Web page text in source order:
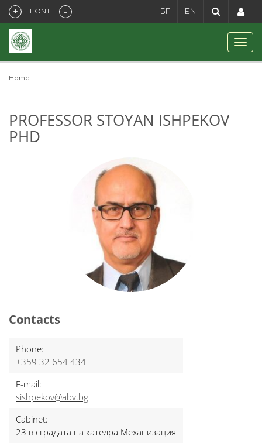
+ FONT - БГ EN
Home
PROFESSOR STOYAN ISHPEKOV
PHD
Contacts
Phone:
+359 32 654 434
E-mail:
sishpekov@abv.bg
Cabinet:
23 в сградата на катедра Механизация